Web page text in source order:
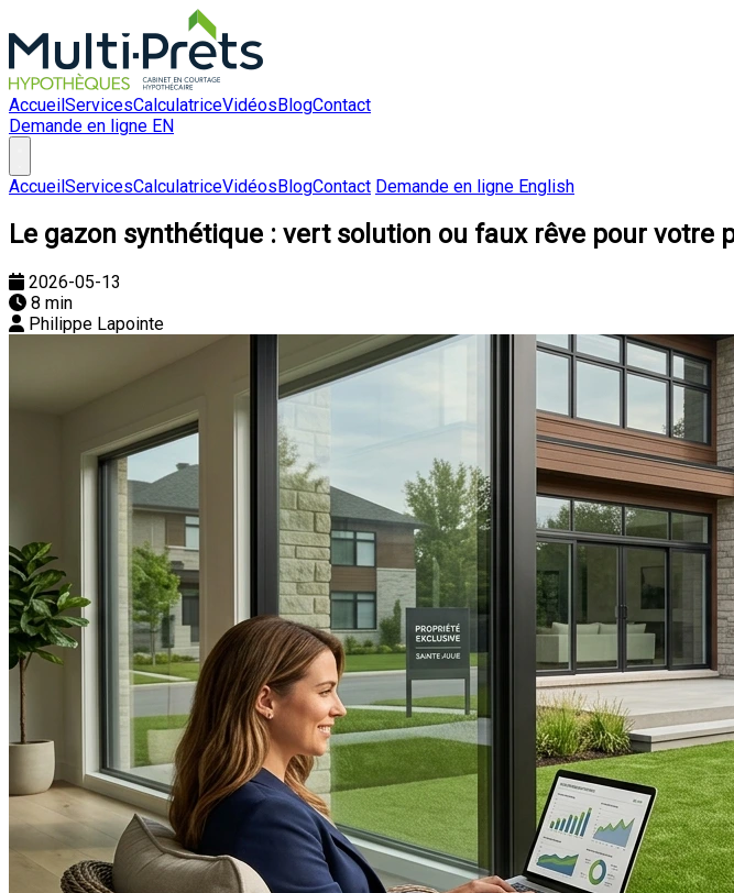
AccueilServicesCalculatriceVidéosBlogContact
Demande en ligne EN
AccueilServicesCalculatriceVidéosBlogContact Demande en ligne English
Le gazon synthétique : vert solution ou faux rêve pour votre
2026-05-13
8 min
Philippe Lapointe